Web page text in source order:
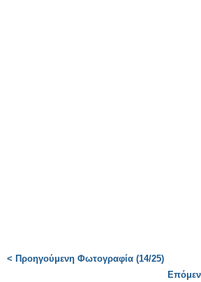
< Προηγούμενη Φωτογραφία (14/25)